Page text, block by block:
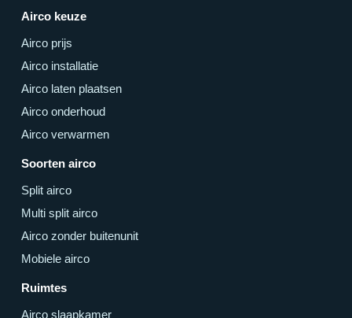
Airco keuze
Airco prijs
Airco installatie
Airco laten plaatsen
Airco onderhoud
Airco verwarmen
Soorten airco
Split airco
Multi split airco
Airco zonder buitenunit
Mobiele airco
Ruimtes
Airco slaapkamer